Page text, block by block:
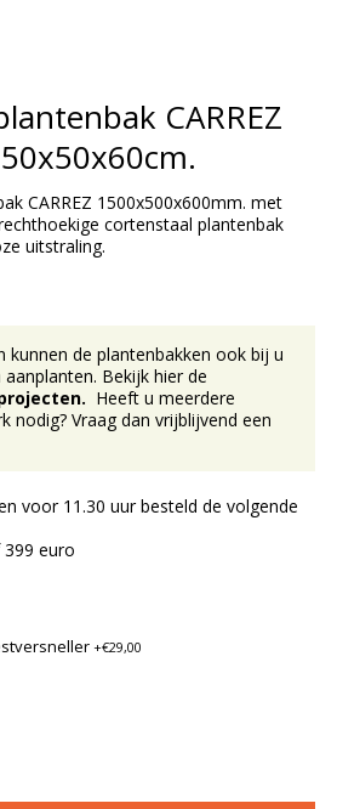
CARREZ
CARREZ 1500x500x600mm. met
cortenstaal plantenbak
uitstraling.
kunnen de plantenbakken ook bij u
Bekijk hier de
Heeft u meerdere
nodig? Vraag dan vrijblijvend een
voor 11.30 uur besteld de volgende
euro
+€29,00